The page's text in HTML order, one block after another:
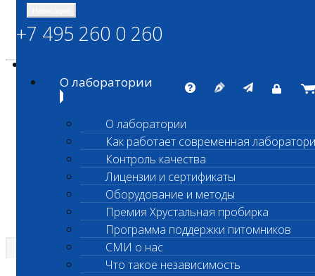
ШАНС БИО
Независимая ветеринарная лаборатория
Единая круглосуточная справочная
+7 495 260 0 260
О лаборатории
О лаборатории
Как работает современная
Контроль качества
Лицензии и сертификаты
Оборудование и методы
Премия Хрустальная пробирка
Программа поддержки питомников
СМИ о нас
Что такое независимость